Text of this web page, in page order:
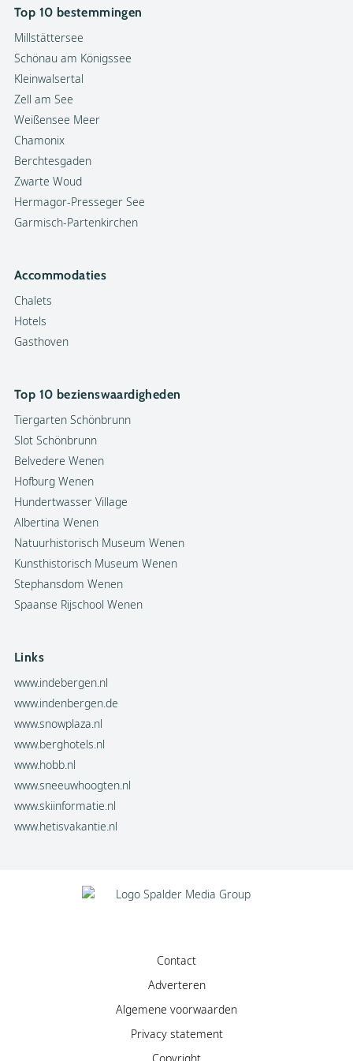
Top 10 bestemmingen
Millstättersee
Schönau am Königssee
Kleinwalsertal
Zell am See
Weißensee Meer
Chamonix
Berchtesgaden
Zwarte Woud
Hermagor-Presseger See
Garmisch-Partenkirchen
Accommodaties
Chalets
Hotels
Gasthoven
Top 10 bezienswaardigheden
Tiergarten Schönbrunn
Slot Schönbrunn
Belvedere Wenen
Hofburg Wenen
Hundertwasser Village
Albertina Wenen
Natuurhistorisch Museum Wenen
Kunsthistorisch Museum Wenen
Stephansdom Wenen
Spaanse Rijschool Wenen
Links
www.indebergen.nl
www.indenbergen.de
www.snowplaza.nl
www.berghotels.nl
www.hobb.nl
www.sneeuwhoogten.nl
www.skiinformatie.nl
www.hetisvakantie.nl
Contact
Adverteren
Algemene voorwaarden
Privacy statement